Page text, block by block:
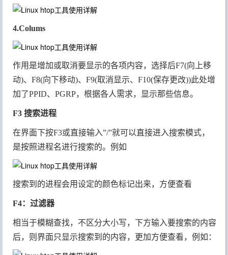
程，按s:用
用
4.Colums
作用是增加或取消要显示的各项内容，选择后F7(向上移
动)、F8(向下移动)、F9(取消显示、F10(保存更改))此处增
加了PPID、PGRP，根据各人需求，显示那些信息。
F3 搜索进程
在界面下按F3或直接输入”/”就可以直接进入搜索模式，
是按照进程名进行搜索的。例如
搜索到的进程会用设定的颜色标记出来，方便查看
F4：过滤器
相当于模糊查找，不区分大小写，下方输入要搜索的内容
后，则界面只显示搜索到的内容，更加方便查看，例如：